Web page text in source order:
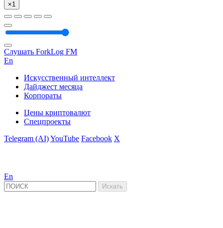
×1
Слушать ForkLog FM
En
Искусственный интеллект
Дайджест месяца
Корпораты
Цены криптовалют
Спецпроекты
Telegram (AI)YouTube Facebook X
En